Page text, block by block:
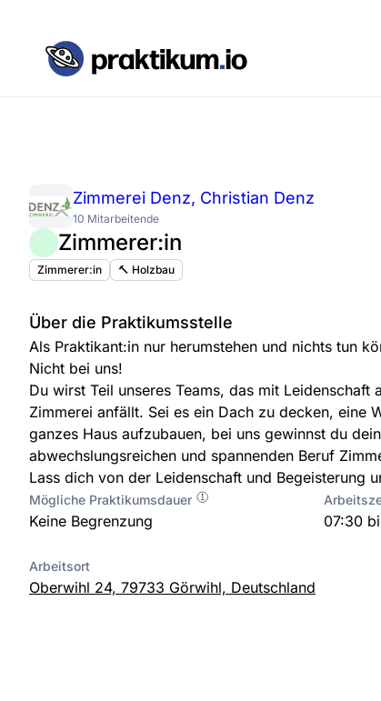
Zimmerei Denz, Christian Denz
10 Mitarbeitende
Zimmerer:in
Zimmerer:in 🔨 Holzbau
Über die Praktikumsstelle
Als Praktikant:in nur herumstehen und nichts tun
Nicht bei uns!
Du wirst Teil unseres Teams, das mit Leidenschaft
Zimmerei anfällt. Sei es ein Dach zu decken, eine
ganzes Haus aufzubauen, bei uns gewinnst du
abwechslungsreichen und spannenden Beruf
Lass dich von der Leidenschaft und Begeisterung
Mögliche Praktikumsdauer
Keine Begrenzung 07:30
Arbeitsort
Oberwihl 24, 79733 Görwihl, Deutschland